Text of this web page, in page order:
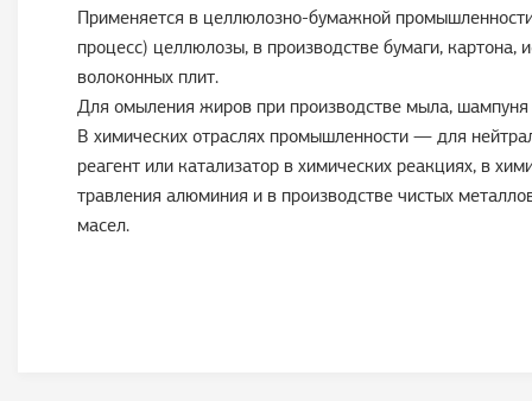
Применяется в целлюлозно-бумажной
процесс) целлюлозы, в производстве бумаги, картона,
волоконных плит.
Для омыления жиров при производстве мыла,
В химических отраслях промышленности — для
реагент или катализатор в химических реакциях, в
травления алюминия и в производстве чистых
масел.